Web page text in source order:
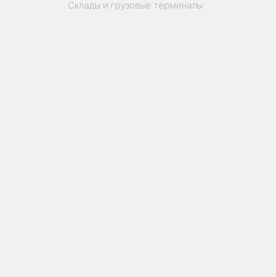
Склады и грузовые терминалы